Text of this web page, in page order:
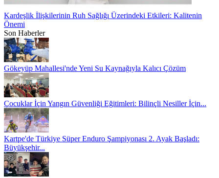
Kardeşlik İlişkilerinin Ruh Sağlığı Üzerindeki Etkileri: Kalitenin
Önemi
Son Haberler
Gökeyüp Mahallesi'nde Yeni Su Kaynağıyla Kalıcı Çözüm
Çocuklar İçin Yangın Güvenliği Eğitimleri: Bilinçli Nesiller İçin...
Kartpe'de Türkiye Süper Enduro Şampiyonası 2. Ayak Başladı:
Büyükşehir...